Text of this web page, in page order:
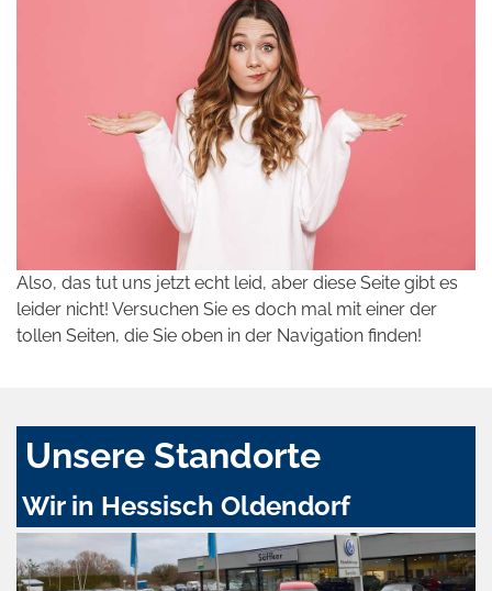
Also, das tut uns jetzt echt leid, aber diese Seite gibt es
leider nicht! Versuchen Sie es doch mal mit einer der
tollen Seiten, die Sie oben in der Navigation finden!
Unsere Standorte
Wir in Hessisch Oldendorf